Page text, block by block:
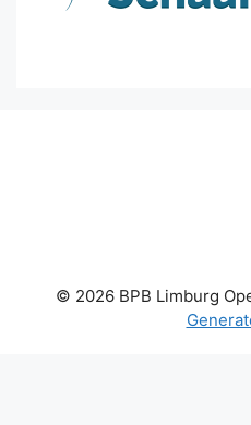
© 2026 BPB Limburg